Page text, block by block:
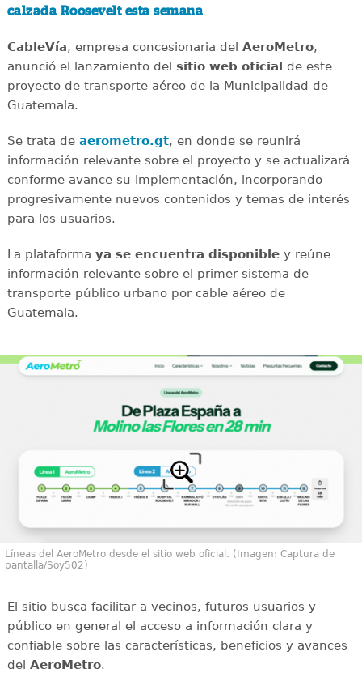
calzada Roosevelt esta semana
CableVía, empresa concesionaria del AeroMetro,
anunció el lanzamiento del sitio web oficial de este
proyecto de transporte aéreo de la Municipalidad de
Guatemala.
Se trata de aerometro.gt, en donde se reunirá
información relevante sobre el proyecto y se actualizará
conforme avance su implementación, incorporando
progresivamente nuevos contenidos y temas de interés
para los usuarios.
La plataforma ya se encuentra disponibley reúne
información relevante sobre el primer sistema de
transporte público urbano por cable aéreo de
Guatemala.
Líneas del AeroMetro desde el sitio web oficial. (Imagen: Captura de
pantalla/Soy502)
El sitio busca facilitar a vecinos, futuros usuarios y
público en general el acceso a información clara y
confiable sobre las características, beneficios y avances
del AeroMetro.